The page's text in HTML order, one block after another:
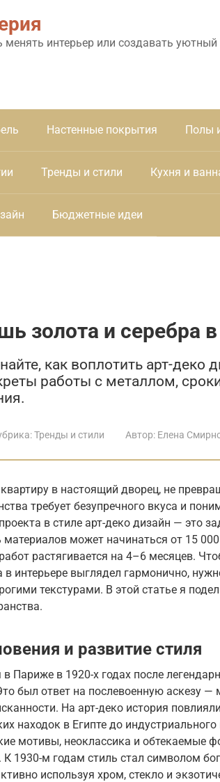
менять интерьер или создавать
Настенные покрытия Полы
Тренды и стили Кухня и
Бюджетные идеи
золота и серебра
как воплотить арт-деко
работы с металлом,
Тренды и стили Автор: Елена
в настоящий дворец, не
требует безупречного вкуса и
в стиле арт-деко дизайн — это
может начинаться от 15
растягивается на 4–6 месяцев.
в интерьере выглядел гармонично,
текстурами. В этой статье я
и развитие стиля
в Париже в 1920-х годах после
был ответ на послевоенную аскезу
На арт-деко история
находок в Египте до
мотивы, неоклассика и обтекаемые
1930-м годам стиль стал символом
используя хром, стекло и